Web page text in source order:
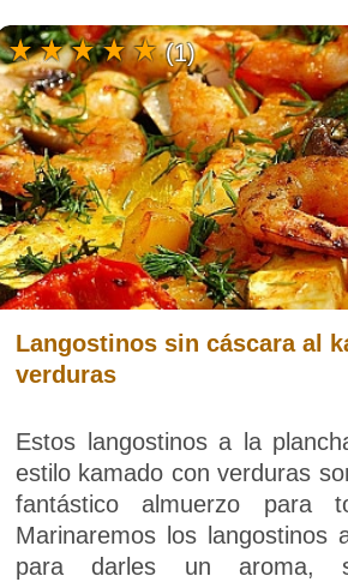
Langostinos sin cáscara al
verduras
Estos langostinos a la
estilo kamado con verduras
fantástico almuerzo para
Marinaremos los langostinos
para darles un aroma,
(1)